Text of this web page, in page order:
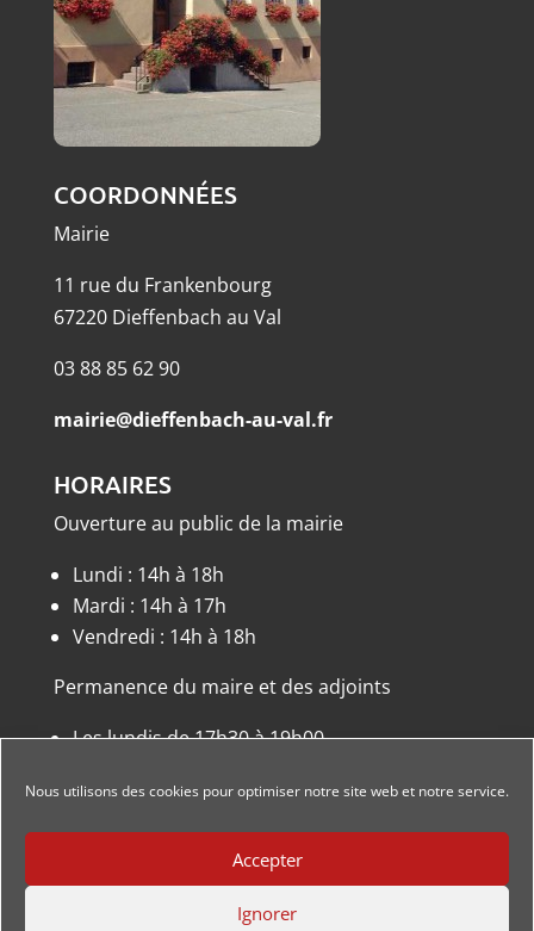
Nous utilisons des cookies pour optimiser notre site web et notre service.
Accepter
Ignorer
COORDONNÉES
Mairie
11 rue du Frankenbourg
67220 Dieffenbach au Val
03 88 85 62 90
mairie@dieffenbach-au-val.fr
HORAIRES
Ouverture au public de la mairie
Lundi : 14h à 18h
Mardi : 14h à 17h
Vendredi : 14h à 18h
Permanence du maire et des adjoints
Les lundis de 17h30 à 19h00